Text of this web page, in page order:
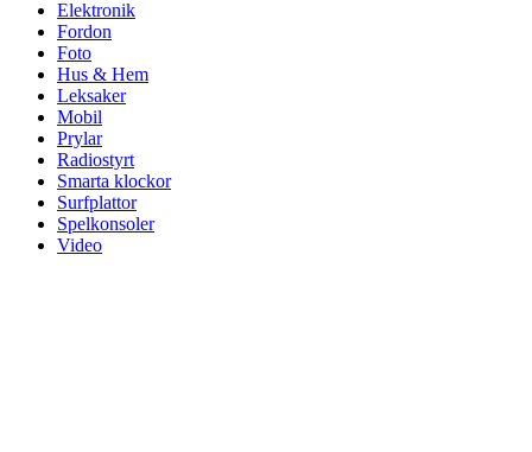
Elektronik
Fordon
Foto
Hus & Hem
Leksaker
Mobil
Prylar
Radiostyrt
Smarta klockor
Surfplattor
Spelkonsoler
Video